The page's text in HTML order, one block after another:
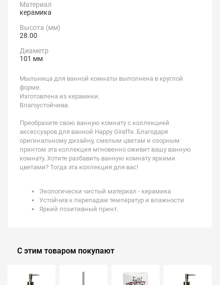
Материал
керамика
Высота (мм)
28.00
Диаметр
101 мм
Мыльница для ванной комнаты выполнена в круглой
форме.
Изготовлена из керамики.
Влагоустойчива.
Преобразите свою ванную комнату с коллекцией
аксессуаров для ванной Happy Giraffe. Благодаря
оригинальному дизайну, смелым цветам и озорным
принтом эта коллекция мгновенно оживит вашу ванную
комнату. Хотите разбавить ванную комнату яркими
цветами? Тогда эта коллекция для вас!
Экологически чистый материал - керамика
Устойчив к перепадам температур и влажности
Яркий позитивный принт.
С этим товаром покупают